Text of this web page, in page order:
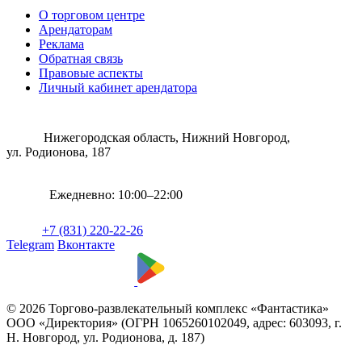
О торговом центре
Арендаторам
Реклама
Обратная связь
Правовые аспекты
Личный кабинет арендатора
Нижегородская область, Нижний Новгород,
ул. Родионова, 187
Ежедневно: 10:00–22:00
+7 (831) 220-22-26
Telegram Вконтакте
© 2026 Торгово-развлекательный комплекс «Фантастика»
ООО «Директория» (ОГРН 1065260102049, адрес: 603093, г.
Н. Новгород, ул. Родионова, д. 187)